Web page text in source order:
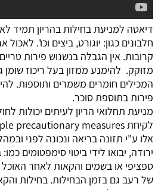
דיאטה למניעת בחילות בהריון תמיד
חלבונים כגון: יוגורט, ביצים וכו'.
קרובות. אין הגבלה בנשנוש פירות
מזוקק. להימנע ממזון בעל ריכוז שומן
המכילים חומרים משמרים ותוספות.
פירות בתוספת סוכר.
מניעת תחלואי הריון לעיתים יכולות
אלו ע"י תזונה בריאה ונכונה לפני
ירודה, יבואו לידי ביטוי סימפטומים
ספציפי או בשמים והקאות לאחר
של רעב גם בזמן הבחילות. בחילות